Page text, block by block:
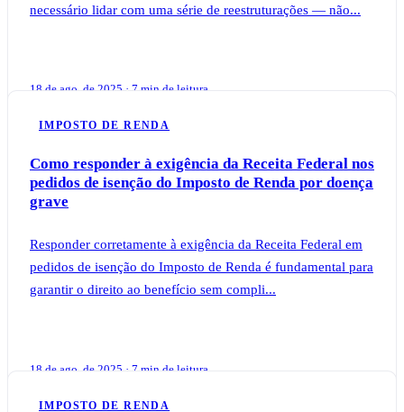
necessário lidar com uma série de reestruturações — não...
18 de ago. de 2025 · 7 min de leitura
IMPOSTO DE RENDA
Como responder à exigência da Receita Federal nos
pedidos de isenção do Imposto de Renda por doença
grave
Responder corretamente à exigência da Receita Federal em
pedidos de isenção do Imposto de Renda é fundamental para
garantir o direito ao benefício sem compli...
18 de ago. de 2025 · 7 min de leitura
IMPOSTO DE RENDA